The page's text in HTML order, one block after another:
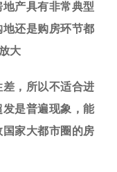
产具有非常典型
还是购房环节都
大
，所以不适合进
是普遍现象，能
家大都市圈的房